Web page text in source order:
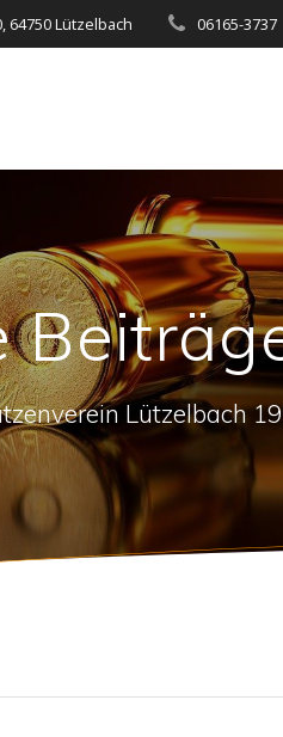
64750 Lützelbach 06165-3737
Lützelbach